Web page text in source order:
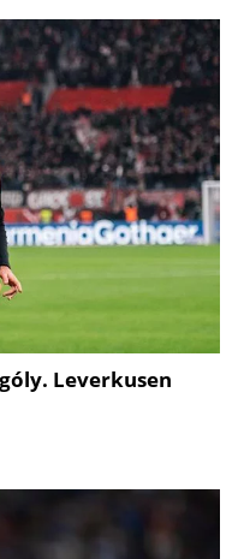
Leverkusen